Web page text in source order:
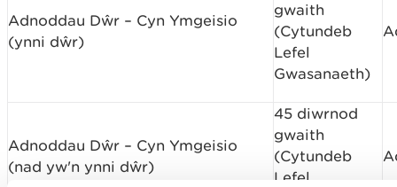
Adnoddau Dŵr – Cyn Ymgeisio
(ynni dŵr)
gwaith
(Cytundeb
Lefel
Gwasanaeth)
Adnoddau Dŵr – Cyn Ymgeisio
(nad yw'n ynni dŵr)
45 diwrnod
gwaith
(Cytundeb
Lefel